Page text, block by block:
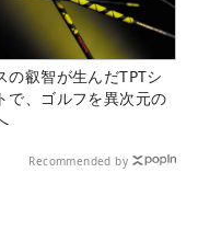
の叡智が生んだTPTシ
で、ゴルフを異次元の
Recommended by